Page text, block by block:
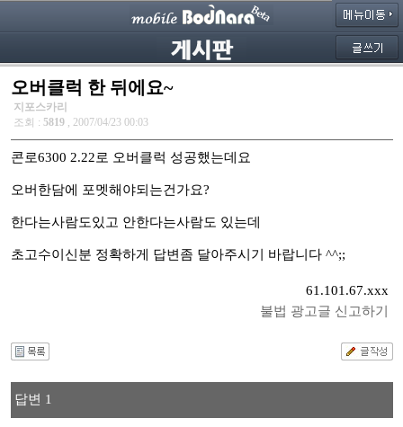
오버클럭 한 뒤에요~
지포스카리
조회 : 5819 , 2007/04/23 00:03
콘로6300 2.22로 오버클럭 성공했는데요
오버한담에 포멧해야되는건가요?
한다는사람도있고 안한다는사람도 있는데
초고수이신분 정확하게 답변좀 달아주시기 바랍니다 ^^;;
61.101.67.xxx
불법 광고글 신고하기
답변 1